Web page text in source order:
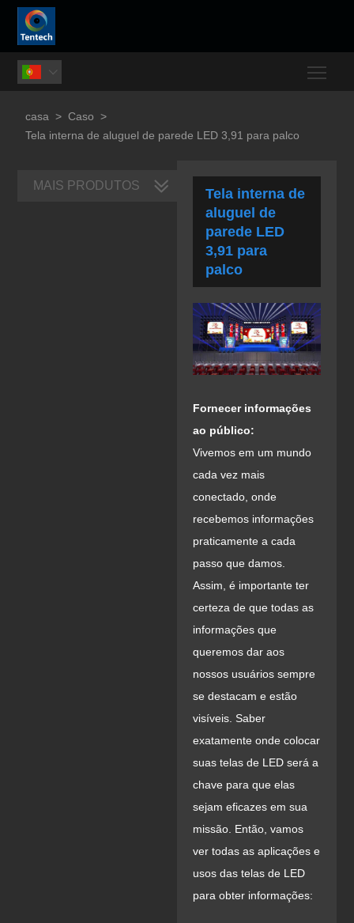

casa > Caso >
Tela interna de aluguel de parede LED 3,91 para palco
Tela interna de
aluguel de
parede LED
3,91 para
palco
Fornecer informações
ao público:
Vivemos em um mundo
cada vez mais
conectado, onde
recebemos informações
praticamente a cada
passo que damos.
Assim, é importante ter
certeza de que todas as
informações que
queremos dar aos
nossos usuários sempre
se destacam e estão
visíveis. Saber
exatamente onde colocar
suas telas de LED será a
chave para que elas
sejam eficazes em sua
missão. Então, vamos
ver todas as aplicações e
usos das telas de LED
para obter informações:
MAIS PRODUTOS